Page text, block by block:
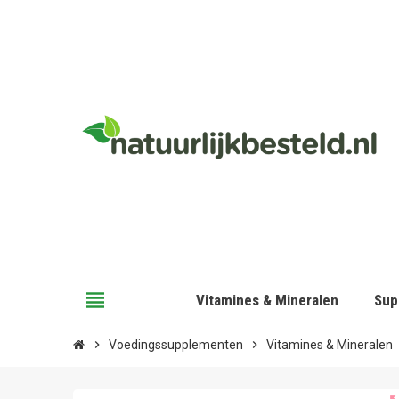
view_headline Vitamines & Mineralen
chevron_right Voedingssupplementen chevron_right Vitamines & Mineralen